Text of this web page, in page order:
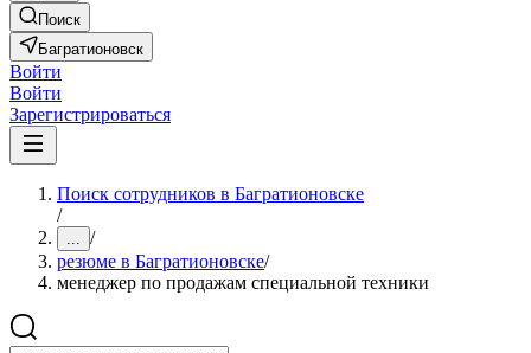
Поиск
Багратионовск
Войти
Войти
Зарегистрироваться
Поиск сотрудников в Багратионовске
/
... /
резюме в Багратионовске/
менеджер по продажам специальной техники